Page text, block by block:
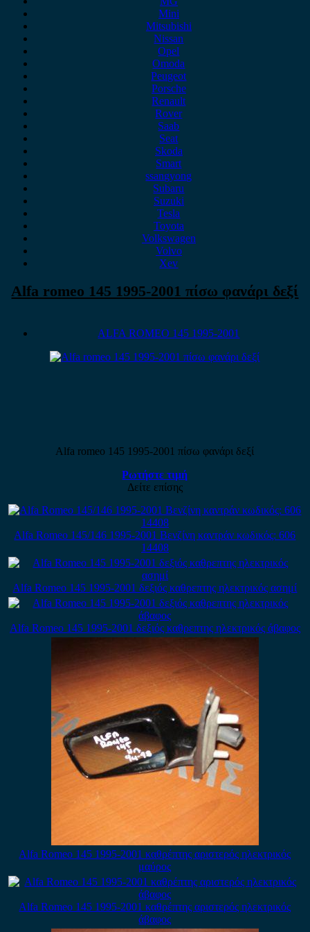
Mini
Mitsubishi
Nissan
Opel
Omoda
Peugeot
Porsche
Renault
Rover
Saab
Seat
Skoda
Smart
ssangyong
Subaru
Suzuki
Tesla
Toyota
Volkswagen
Volvo
Xev
Alfa romeo 145 1995-2001 πίσω φανάρι δεξί
ALFA ROMEO 145 1995-2001
Alfa romeo 145 1995-2001 πίσω φανάρι δεξί
Ρωτήστε τιμή
Δείτε επίσης
Alfa Romeo 145/146 1995-2001 Βενζίνη καντράν κωδικός: 606
14408
Alfa Romeo 145 1995-2001 δεξιός καθρεπτης ηλεκτρικός ασημί
Alfa Romeo 145 1995-2001 δεξιός καθρεπτης ηλεκτρικός άβαφος
Alfa Romeo 145 1995-2001 καθρέπτης αριστερός ηλεκτρικός
μαύρος
Alfa Romeo 145 1995-2001 καθρέπτης αριστερός ηλεκτρικός
άβαφος